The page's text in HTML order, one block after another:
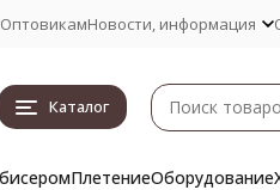
ОптовикамНовости, информация
Каталог
ПлетениеОборудование